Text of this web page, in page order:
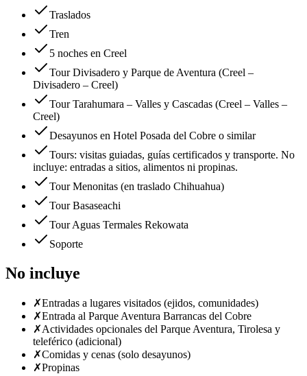
Traslados
Tren
5 noches en Creel
Tour Divisadero y Parque de Aventura (Creel –
Divisadero – Creel)
Tour Tarahumara – Valles y Cascadas (Creel – Valles –
Creel)
Desayunos en Hotel Posada del Cobre o similar
Tours: visitas guiadas, guías certificados y transporte. No
incluye: entradas a sitios, alimentos ni propinas.
Tour Menonitas (en traslado Chihuahua)
Tour Basaseachi
Tour Aguas Termales Rekowata
Soporte
No incluye
✗Entradas a lugares visitados (ejidos, comunidades)
✗Entrada al Parque Aventura Barrancas del Cobre
✗Actividades opcionales del Parque Aventura, Tirolesa y
teleférico (adicional)
✗Comidas y cenas (solo desayunos)
✗Propinas